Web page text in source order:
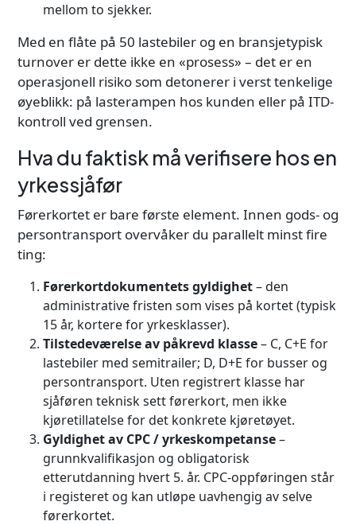
mellom to sjekker.
Med en flåte på 50 lastebiler og en bransjetypisk
turnover er dette ikke en «prosess» – det er en
operasjonell risiko som detonerer i verst tenkelige
øyeblikk: på lasterampen hos kunden eller på ITD-
kontroll ved grensen.
Hva du faktisk må verifisere hos en
yrkessjåfør
Førerkortet er bare første element. Innen gods- og
persontransport overvåker du parallelt minst fire
ting:
Førerkortdokumentets gyldighet– den
administrative fristen som vises på kortet (typisk
15 år, kortere for yrkesklasser).
Tilstedeværelse av påkrevd klasse– C, C+E for
lastebiler med semitrailer; D, D+E for busser og
persontransport. Uten registrert klasse har
sjåføren teknisk sett førerkort, men ikke
kjøretillatelse for det konkrete kjøretøyet.
Gyldighet av CPC / yrkeskompetanse–
grunnkvalifikasjon og obligatorisk
etterutdanning hvert 5. år. CPC-oppføringen står
i registeret og kan utløpe uavhengig av selve
førerkortet.